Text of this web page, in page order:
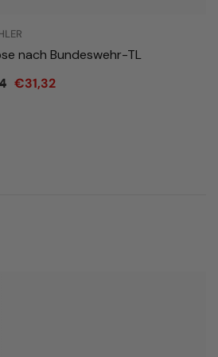
nach Bundeswehr-TL
€31,32